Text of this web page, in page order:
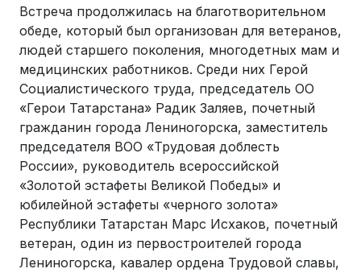
Встреча продолжилась на благотворительном
обеде, который был организован для ветеранов,
людей старшего поколения, многодетных мам и
медицинских работников. Среди них Герой
Социалистического труда, председатель ОО
«Герои Татарстана» Радик Заляев, почетный
гражданин города Лениногорска, заместитель
председателя ВОО «Трудовая доблесть
России», руководитель всероссийской
«Золотой эстафеты Великой Победы» и
юбилейной эстафеты «черного золота»
Республики Татарстан Марс Исхаков, почетный
ветеран, один из первостроителей города
Лениногорска, кавалер ордена Трудовой славы,